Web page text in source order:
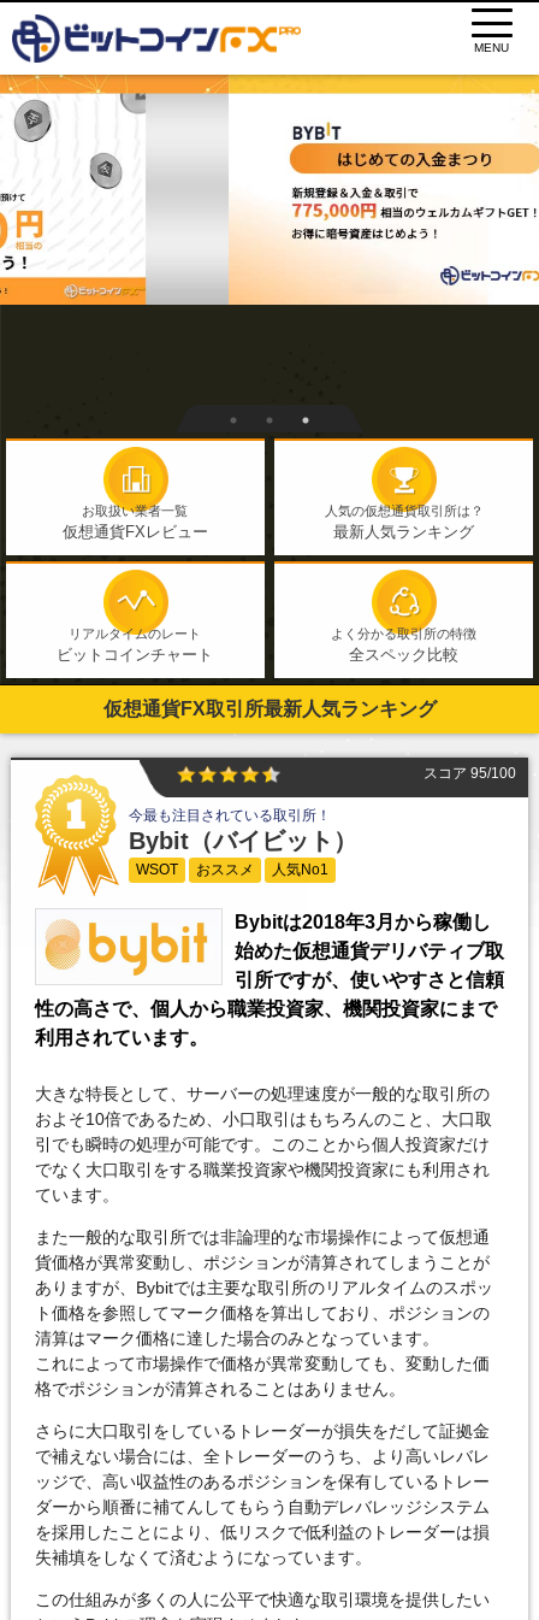
MENU
お取扱い業者一覧
仮想通貨FXレビュー
人気の仮想通貨取引所は？
最新人気ランキング
リアルタイムのレート
ビットコインチャート
よく分かる取引所の特徴
全スペック比較
仮想通貨FX取引所最新人気ランキング
スコア 95/100
今最も注目されている取引所！
Bybit（バイビット）
WSOT おススメ 人気No1
Bybitは2018年3月から稼働し
始めた仮想通貨デリバティブ取
引所ですが、使いやすさと信頼
性の高さで、個人から職業投資家、機関投資家にまで
利用されています。
大きな特長として、サーバーの処理速度が一般的な取引所の
およそ10倍であるため、小口取引はもちろんのこと、大口取
引でも瞬時の処理が可能です。このことから個人投資家だけ
でなく大口取引をする職業投資家や機関投資家にも利用され
ています。
また一般的な取引所では非論理的な市場操作によって仮想通
貨価格が異常変動し、ポジションが清算されてしまうことが
ありますが、Bybitでは主要な取引所のリアルタイムのスポッ
ト価格を参照してマーク価格を算出しており、ポジションの
清算はマーク価格に達した場合のみとなっています。
これによって市場操作で価格が異常変動しても、変動した価
格でポジションが清算されることはありません。
さらに大口取引をしているトレーダーが損失をだして証拠金
で補えない場合には、全トレーダーのうち、より高いレバレ
ッジで、高い収益性のあるポジションを保有しているトレー
ダーから順番に補てんしてもらう自動デレバレッジシステム
を採用したことにより、低リスクで低利益のトレーダーは損
失補填をしなくて済むようになっています。
この仕組みが多くの人に公平で快適な取引環境を提供したい